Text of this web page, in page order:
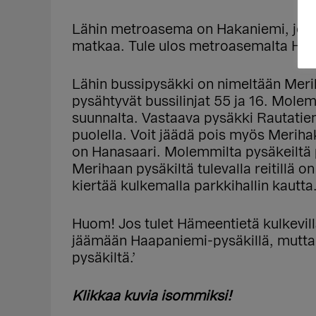
Lähin metroasema on Hakaniemi,
matkaa. Tule ulos metroasemalta
Lähin bussipysäkki on nimeltään
pysähtyvät bussilinjat 55 ja 16.
suunnalta. Vastaava pysäkki
puolella. Voit jäädä pois myös
on Hanasaari. Molemmilta
Merihaan pysäkiltä tulevalla reitillä
kiertää kulkemalla parkkihallin kautta.
Huom! Jos tulet Hämeentietä
jäämään Haapaniemi-pysäkillä,
pysäkiltä.’
Klikkaa kuvia isommiksi!